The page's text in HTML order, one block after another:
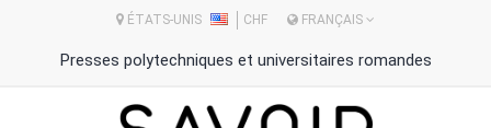
ÉTATS-UNIS CHF FRANÇAIS
Presses polytechniques et universitaires romandes